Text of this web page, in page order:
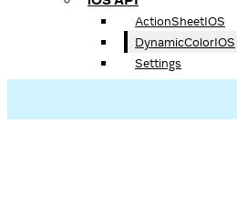
ActionSheetIOS
DynamicColorIOS
Settings